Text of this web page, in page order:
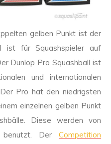
gelben Punkt ist der
ist für Squashspieler auf
Dunlop Pro Squashball ist
und internationalen
Pro hat den niedrigsten
einzelnen gelben Punkt
Diese werden von
benutzt. Der Competition